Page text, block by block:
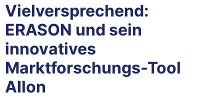
Vielversprechend:
ERASON und sein
innovatives
Marktforschungs-Tool
AIlon